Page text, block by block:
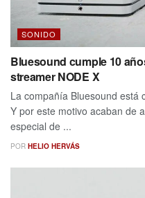
SONIDO
Bluesound cumple 10
streamer NODE X
La compañía Bluesound está
Y por este motivo acaban de
especial de ...
POR HELIO HERVÁS